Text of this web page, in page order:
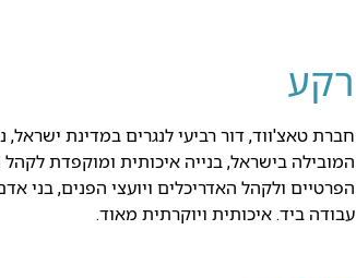
רקע
חברת טאצ'ווד, דור רביעי לנגרים במדינת ישראל,
המובילה בישראל, בנייה איכותית ומוקפדת לקהל
הפרטיים ולקהל האדריכלים ויועצי הפנים, בני
עבודה ביד. איכותית ויוקרתית מאוד.